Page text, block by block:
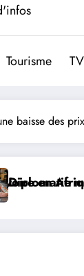
Tourisme TV
baisse des